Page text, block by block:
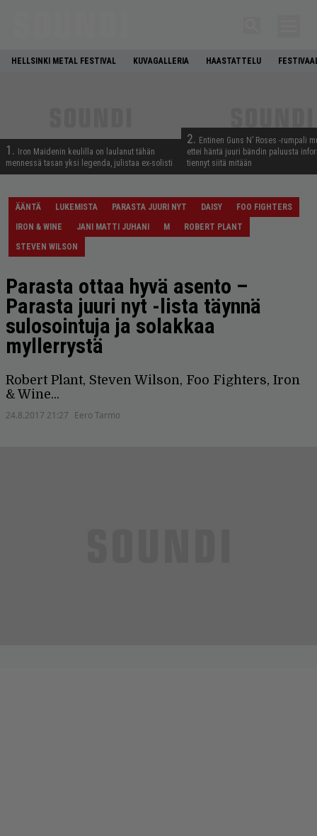
HELLSINKI METAL FESTIVAL KUVAGALLERIA HAASTATTELU
1.
Iron Maidenin keulilla on laulanut tähän
mennessä tasan yksi legenda, julistaa ex-solisti
2. Entinen Guns N’ Roses -rumpali
ettei häntä juuri bändin paluusta
tiennyt siitä mitään
ÄÄNTÄ LUKEMISTA PARASTA JUURI NYT DAISY
FOO FIGHTERS
IRON & WINE
JANI MATTI JUHANI M
ROBERT PLANT
STEVEN WILSON
Parasta ottaa hyvä asento –
Parasta juuri nyt -lista täynnä
sulosointuja ja solakkaa
myllerrystä
Robert Plant, Steven Wilson, Foo Fighters, Iron
& Wine...
24.8.2017 21:27 Eero Tarmo